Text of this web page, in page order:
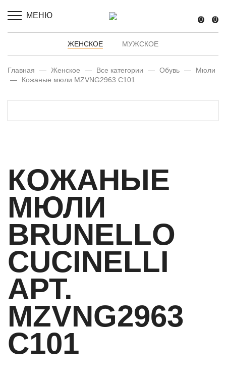
МЕНЮ 0 0
ЖЕНСКОЕ МУЖСКОЕ
Главная — Женское — Все категории — Обувь —
Мюли
—
Кожаные мюли MZVNG2963 C101
КОЖАНЫЕ
МЮЛИ
BRUNELLO
CUCINELLI
АРТ.
MZVNG2963
C101